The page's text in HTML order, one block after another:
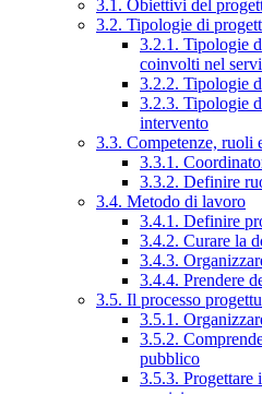
3.1. Obiettivi del
3.2. Tipologie di
3.2.1. Tipologie
coinvolti nel
3.2.2. Tipologie
3.2.3. Tipologie
intervento
3.3. Competenze, ruoli
3.3.1.
3.3.2. Definire
3.4. Metodo di lavoro
3.4.1. Definire
3.4.2. Curare la
3.4.3.
3.4.4. Prendere
3.5. Il processo
3.5.1.
3.5.2.
pubblico
3.5.3. Progettare